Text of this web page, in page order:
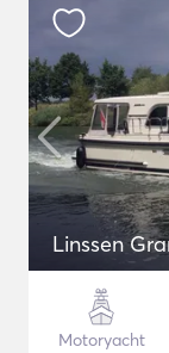
Linssen
Motoryacht